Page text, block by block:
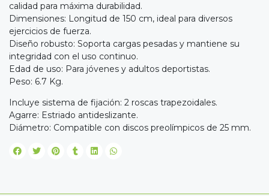
calidad para máxima durabilidad.
Dimensiones: Longitud de 150 cm, ideal para diversos
ejercicios de fuerza.
Diseño robusto: Soporta cargas pesadas y mantiene su
integridad con el uso continuo.
Edad de uso: Para jóvenes y adultos deportistas.
Peso: 6.7 Kg.
Incluye sistema de fijación: 2 roscas trapezoidales.
Agarre: Estriado antideslizante.
Diámetro: Compatible con discos preolímpicos de 25 mm.